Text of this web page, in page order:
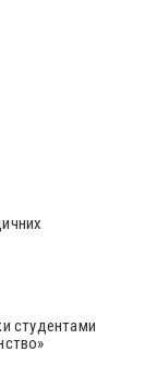
студентами